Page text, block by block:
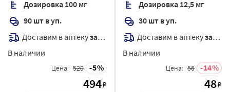
Дозировка 100 мг
90 шт в уп.
Доставим в аптекузавтра
В наличии
Цена: 520 5
494₽
Дозировка 12,5 мг
30 шт в уп.
Доставим в аптекузавтра
В наличии
Цена: 56 14
48₽